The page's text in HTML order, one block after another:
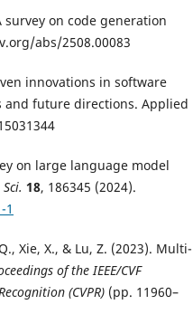
survey on code generation
abs/2508.00083
innovations in software
future directions. Applied
on large language model
18, 186345 (2024).
1
Xie, X., & Lu, Z. (2023). Multi-
of the IEEE/CVF
(CVPR) (pp. 11960–